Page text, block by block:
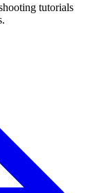
tutorials